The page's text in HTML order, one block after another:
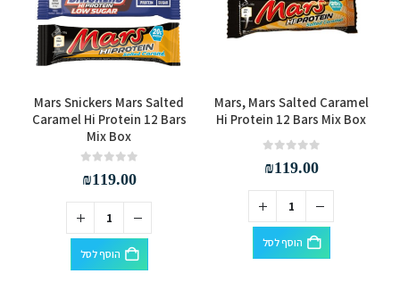
Mars, Mars Salted Caramel
Hi Protein 12 Bars Mix Box
₪119.00
הוסף לסל
Mars Snickers Mars Salted
Caramel Hi Protein 12 Bars
Mix Box
₪119.00
הוסף לסל